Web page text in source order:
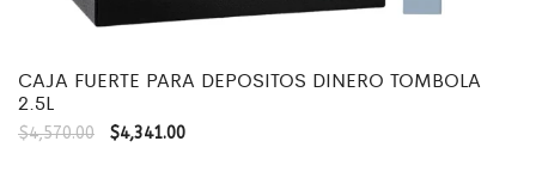
CAJA FUERTE PARA DEPOSITOS DINERO TOMBOLA
2.5L
$4,570.00 $4,341.00